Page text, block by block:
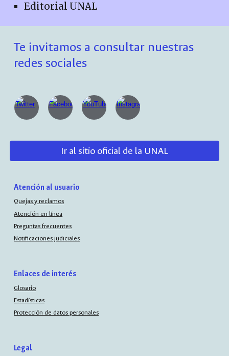
Editorial UNAL
Te invitamos a consultar nuestras
redes sociales
Ir al sitio oficial de la UNAL
Atención al usuario
Quejas y reclamos
Atención en línea
Preguntas frecuentes
Notificaciones judiciales
Enlaces de interés
Glosario
Estadísticas
Protección de datos personales
Legal